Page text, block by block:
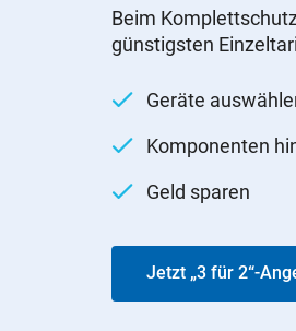
Beim
günstigsten
Geräte
Komponenten
Geld sparen
Jetzt „3 für 2“-